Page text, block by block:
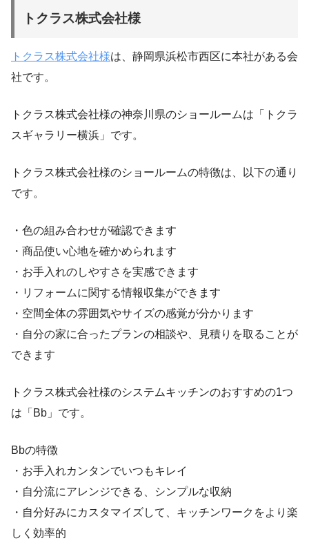
トクラス株式会社様
トクラス株式会社様は、静岡県浜松市西区に本社がある会
社です。
トクラス株式会社様の神奈川県のショールームは「トクラ
スギャラリー横浜」です。
トクラス株式会社様のショールームの特徴は、以下の通り
です。
・色の組み合わせが確認できます
・商品使い心地を確かめられます
・お手入れのしやすさを実感できます
・リフォームに関する情報収集ができます
・空間全体の雰囲気やサイズの感覚が分かります
・自分の家に合ったプランの相談や、見積りを取ることが
できます
トクラス株式会社様のシステムキッチンのおすすめの1つ
は「Bb」です。
Bbの特徴
・お手入れカンタンでいつもキレイ
・自分流にアレンジできる、シンプルな収納
・自分好みにカスタマイズして、キッチンワークをより楽
しく効率的